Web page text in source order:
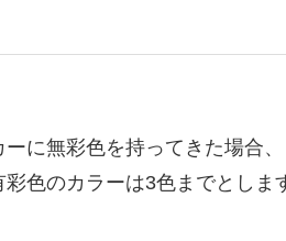
に無彩色を持ってきた場合
色のカラーは3色までとしま